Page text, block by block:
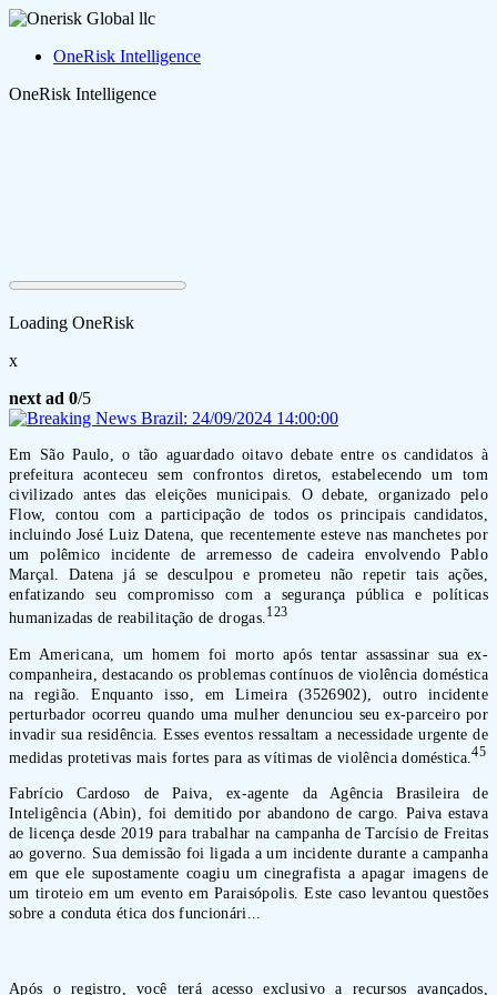
OneRisk Intelligence
OneRisk Intelligence
Loading OneRisk
x
next ad 0/5
Em São Paulo, o tão aguardado oitavo debate entre os candidatos à
prefeitura aconteceu sem confrontos diretos, estabelecendo um tom
civilizado antes das eleições municipais. O debate, organizado pelo
Flow, contou com a participação de todos os principais candidatos,
incluindo José Luiz Datena, que recentemente esteve nas manchetes por
um polêmico incidente de arremesso de cadeira envolvendo Pablo
Marçal. Datena já se desculpou e prometeu não repetir tais ações,
enfatizando seu compromisso com a segurança pública e políticas
humanizadas de reabilitação de drogas. 123
Em Americana, um homem foi morto após tentar assassinar sua ex-
companheira, destacando os problemas contínuos de violência doméstica
na região. Enquanto isso, em Limeira (3526902), outro incidente
perturbador ocorreu quando uma mulher denunciou seu ex-parceiro por
invadir sua residência. Esses eventos ressaltam a necessidade urgente de
medidas protetivas mais fortes para as vítimas de violência doméstica.45
Fabrício Cardoso de Paiva, ex-agente da Agência Brasileira de
Inteligência (Abin), foi demitido por abandono de cargo. Paiva estava
de licença desde 2019 para trabalhar na campanha de Tarcísio de Freitas
ao governo. Sua demissão foi ligada a um incidente durante a campanha
em que ele supostamente coagiu um cinegrafista a apagar imagens de
um tiroteio em um evento em Paraisópolis. Este caso levantou questões
sobre a conduta ética dos funcionári...
Após o registro, você terá acesso exclusivo a recursos avançados,